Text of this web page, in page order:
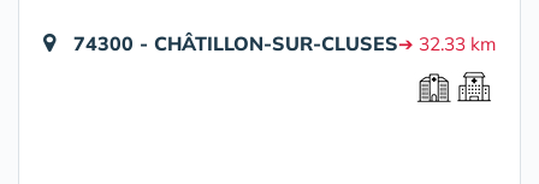
74300 - CHÂTILLON-SUR-CLUSES➔ 32.33 km